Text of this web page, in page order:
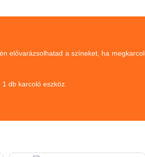
elővarázsolhatad a színeket, ha
db karcoló eszköz.